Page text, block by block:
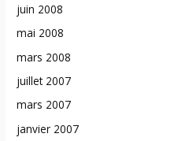
juin 2008
mai 2008
mars 2008
juillet 2007
mars 2007
janvier 2007